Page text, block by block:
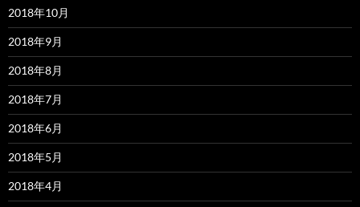
2018年10月
2018年9月
2018年8月
2018年7月
2018年6月
2018年5月
2018年4月